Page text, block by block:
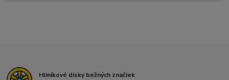
Hliníkové disky bežných značiek